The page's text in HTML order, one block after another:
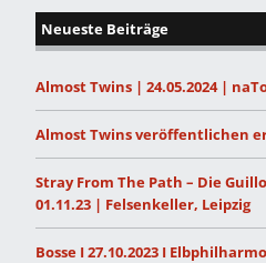
Neueste Beiträge
Almost Twins | 24.05.2024 |
Almost Twins veröffentlichen
Stray From The Path – Die
01.11.23 | Felsenkeller, Leipzig
Bosse I 27.10.2023 I